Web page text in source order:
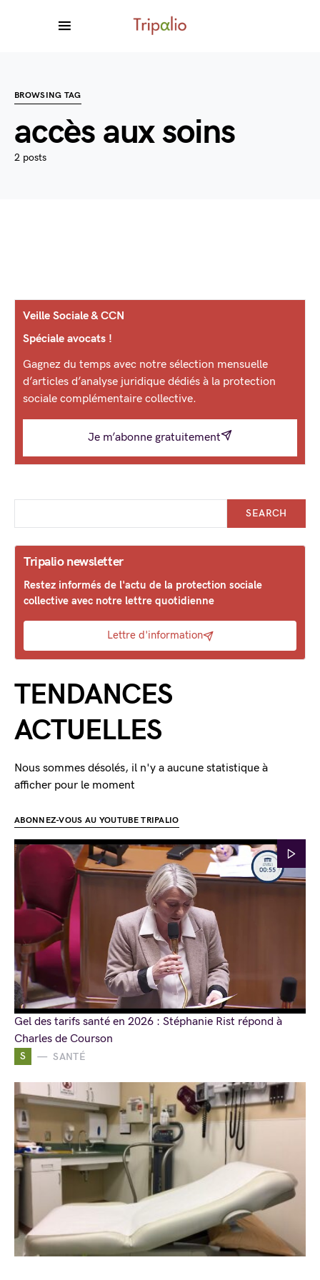
BROWSING TAG
accès aux soins
2 posts
S SANTÉ
Veille Sociale & CCN
Spéciale avocats !
Gagnez du temps avec notre sélection mensuelle
d’articles d’analyse juridique dédiés à la protection
sociale complémentaire collective.
Je m’abonne gratuitement
SEARCH
Tripalio newsletter
Restez informés de l'actu de la protection sociale
collective avec notre lettre quotidienne
Lettre d'information
TENDANCES
ACTUELLES
Nous sommes désolés, il n'y a aucune statistique à
afficher pour le moment
ABONNEZ-VOUS AU YOUTUBE TRIPALIO
Gel des tarifs santé en 2026 : Stéphanie Rist répond à
Charles de Courson